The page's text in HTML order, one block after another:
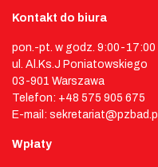
Kontakt do biura
pon.-pt. w godz. 9:00-17:00
ul. Al.Ks.J Poniatowskiego
03-901 Warszawa
Telefon: +48 575 905 675
E-mail: sekretariat@pzbad.pl
Wpłaty